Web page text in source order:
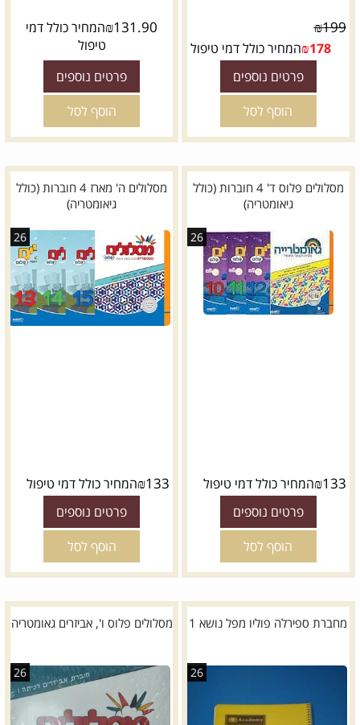
₪199
₪178 המחיר כולל דמי טיפול
פרטים נוספים
הוסף לסל
₪131.90 המחיר כולל דמי
טיפול
פרטים נוספים
הוסף לסל
מסלולים פלוס ד' 4 חוברות (כולל
גיאומטריה)
26
₪133 המחיר כולל דמי טיפול
פרטים נוספים
הוסף לסל
מסלולים ה' מארז 4 חוברות (כולל
גיאומטריה)
26
₪133 המחיר כולל דמי טיפול
פרטים נוספים
הוסף לסל
מחברת ספירלה פוליו מפל נושא 1
26
מסלולים פלוס ו', אביזרים גאומטריה
26